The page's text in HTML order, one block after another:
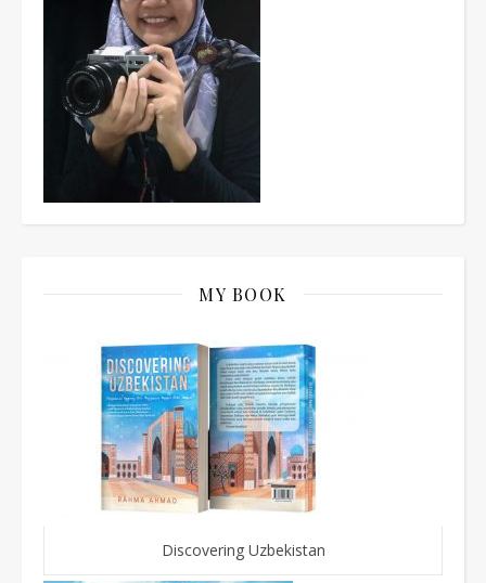
MY BOOK
Discovering Uzbekistan